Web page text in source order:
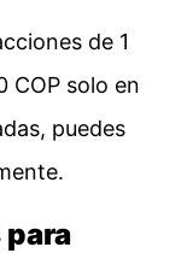
de 1
COP solo en
puedes